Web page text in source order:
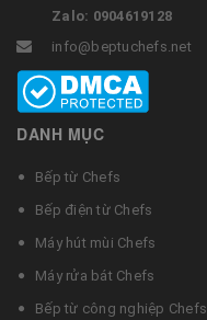
Zalo: 0904619128
info@beptuchefs.net
DANH MỤC
Bếp từ Chefs
Bếp điện từ Chefs
Máy hút mùi Chefs
Máy rửa bát Chefs
Bếp từ công nghiệp Chefs